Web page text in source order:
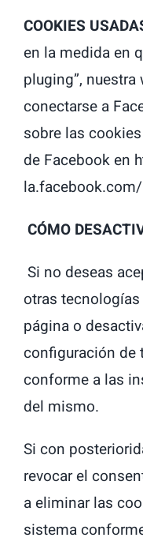
COOKIES
en la medida en
pluging”,
conectarse a
sobre las
de Facebook en
CÓMO
Si no deseas
otras
página o
configuración de
conforme a las
del mismo.
Si con
revocar el
a eliminar las
sistema